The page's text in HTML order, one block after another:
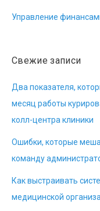
Управление
Свежие записи
Два показателя,
месяц работы
колл-центра клиники
Ошибки, которые
команду
Как выстраивать
медицинской